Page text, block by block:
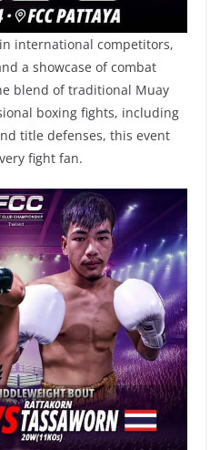
international competitors,
a showcase of combat
blend of traditional Muay
boxing fights, including
title defenses, this event
fight fan.